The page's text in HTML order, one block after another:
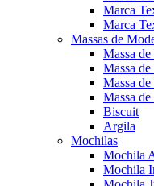
Marca
Marca
Massas de
Massa
Massa
Massa
Massa
Biscuit
Argila
Mochilas
Mochila
Mochila